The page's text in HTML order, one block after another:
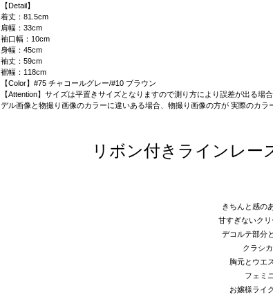
【Detail】
着丈：81.5cm
肩幅：33cm
袖口幅：10cm
身幅：45cm
袖丈：59cm
裾幅：118cm
【Color】#75 チャコールグレー/#10 ブラウン
【Attention】サイズは平置きサイズとなりますので測り方により誤差が出る
デル画像と物撮り画像のカラーに違いある場合、物撮り画像の方が 実際のカ
リボン付きラインレー
きちんと感の
甘すぎないクリ
デコルテ部分
クラシ
胸元とウエ
フェミ
お嬢様ライ